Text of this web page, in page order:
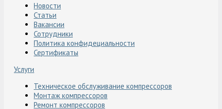
Новости
Статьи
Вакансии
Сотрудники
Политика конфидециальности
Сертификаты
Услуги
Техническое обслуживание компрессоров
Монтаж компрессоров
Ремонт компрессоров